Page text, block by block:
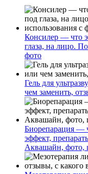
Консилер — что
глаза, на лицо.
фото
Гель для
чем заменить,
Биорепарация —
эффект,
Аквашайн, фото,